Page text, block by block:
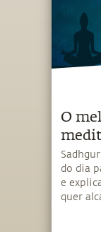
O
do dia
e
quer